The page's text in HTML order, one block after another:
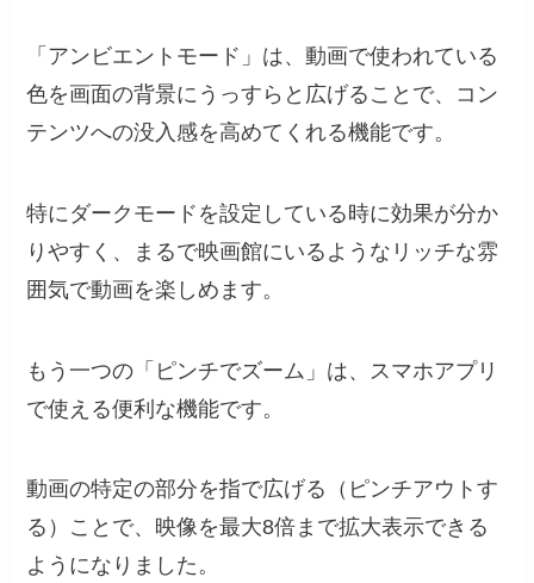
「アンビエントモード」は、動画で使われている
色を画面の背景にうっすらと広げることで、コン
テンツへの没入感を高めてくれる機能です。
特にダークモードを設定している時に効果が分か
りやすく、まるで映画館にいるようなリッチな雰
囲気で動画を楽しめます。
もう一つの「ピンチでズーム」は、スマホアプリ
で使える便利な機能です。
動画の特定の部分を指で広げる（ピンチアウトす
る）ことで、映像を最大8倍まで拡大表示できる
ようになりました。